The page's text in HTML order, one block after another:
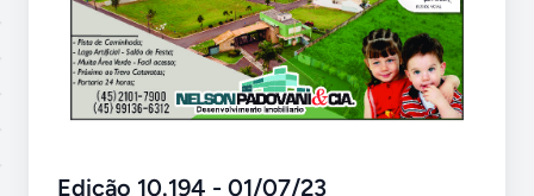
Edição 10.194 - 01/07/23